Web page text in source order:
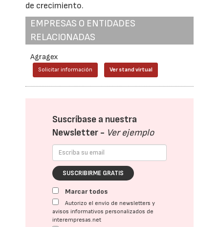
de crecimiento.
EMPRESAS O ENTIDADES
RELACIONADAS
Agragex
Solicitar información Ver stand virtual
Suscríbase a nuestra
Newsletter - Ver ejemplo
SUSCRIBIRME GRATIS
Marcar todos
Autorizo el envío de newsletters y
avisos informativos personalizados de
interempresas.net